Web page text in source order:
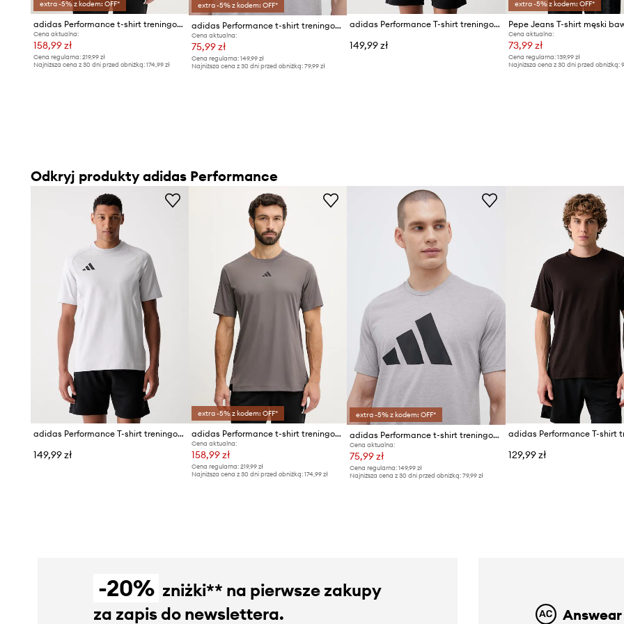
extra -5% z kodem: OFF*
adidas Performance t-shirt treningowy
Cena aktualna:
158,99 zł
Cena regularna: 219,99 zł
Najniższa cena z 30 dni przed obniżką: 174,99 zł
extra -5% z kodem: OFF*
adidas Performance t-shirt treningowy Train Essentials Feelready Logo
Cena aktualna:
75,99 zł
Cena regularna:149,99 zł
Najniższa cena z 30 dni przed obniżką:79,99 zł
adidas Performance T-shirt treningowy męski z bawełną Tiro Travel
149,99 zł
extra -5% z kodem: OFF*
Pepe Jeans T-shirt męski
Cena aktualna:
73,99 zł
Cena regularna: 139,99 zł
Najniższa cena z 30 dni przed obniżką:
Odkryj produkty adidas Performance
adidas Performance T-shirt treningowy męski z bawełną Tiro Travel
149,99 zł
extra -5% z kodem: OFF*
adidas Performance t-shirt treningowy
Cena aktualna:
158,99 zł
Cena regularna:219,99 zł
Najniższa cena z 30 dni przed obniżką:174,99 zł
extra -5% z kodem: OFF*
adidas Performance t-shirt treningowy Train Essentials Feelready Logo
Cena aktualna:
75,99 zł
Cena regularna: 149,99 zł
Najniższa cena z 30 dni przed obniżką: 79,99 zł
129,99 zł
-20% zniżki** na pierwsze zakupy
za zapis do newslettera.